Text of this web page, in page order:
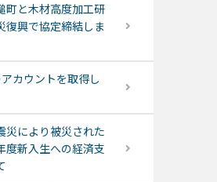
町と木材高度加工研
復興で協定締結しま
カウントを取得し
災により被災された
度新入生への経済支